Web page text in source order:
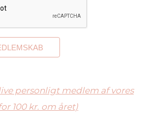
personligt medlem af vores
100 kr. om året)